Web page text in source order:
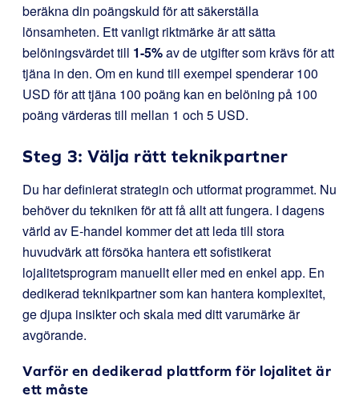
beräkna din poängskuld för att säkerställa
lönsamheten. Ett vanligt riktmärke är att sätta
belöningsvärdet till 1-5%av de utgifter som krävs för att
tjäna in den. Om en kund till exempel spenderar 100
USD för att tjäna 100 poäng kan en belöning på 100
poäng värderas till mellan 1 och 5 USD.
Steg 3: Välja rätt teknikpartner
Du har definierat strategin och utformat programmet. Nu
behöver du tekniken för att få allt att fungera. I dagens
värld av E-handel kommer det att leda till stora
huvudvärk att försöka hantera ett sofistikerat
lojalitetsprogram manuellt eller med en enkel app. En
dedikerad teknikpartner som kan hantera komplexitet,
ge djupa insikter och skala med ditt varumärke är
avgörande.
Varför en dedikerad plattform för lojalitet är
ett måste